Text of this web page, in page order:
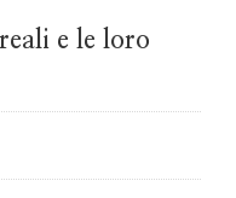
e le loro